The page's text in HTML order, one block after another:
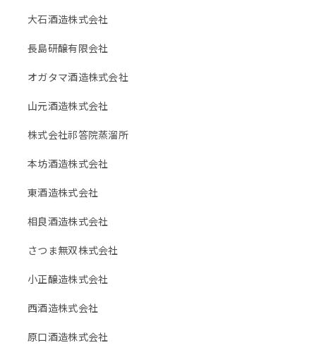
大石酒造株式会社
長島研醸有限会社
オガタマ酒造株式会社
山元酒造株式会社
株式会社祁答院蒸溜所
本坊酒造株式会社
東酒造株式会社
相良酒造株式会社
さつま無双株式会社
小正醸造株式会社
西酒造株式会社
原口酒造株式会社